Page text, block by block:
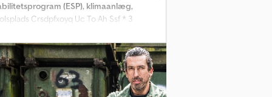
(ESP), klimaanlæg,
Crsdpfxoyq Uc To Ah Ssf * 3
ændringer forbeholdes